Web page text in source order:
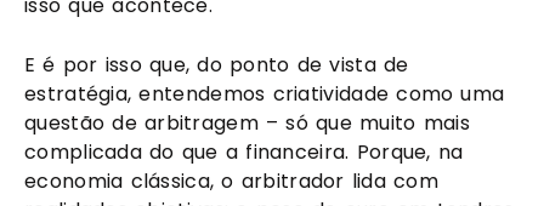
E é por isso que, do ponto de vista de
estratégia, entendemos criatividade como uma
questão de arbitragem – só que muito mais
complicada do que a financeira. Porque, na
economia clássica, o arbitrador lida com